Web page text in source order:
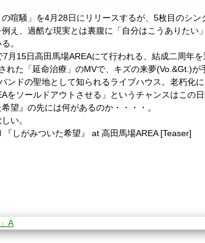
喧騒」を4月28日にリリースするが、5枚目のシ
え、過酷な現実とは裏腹に「自分はこうありた
。
月15日高田馬場AREAにて行われる、結成二周年を
れた「延命治療」のMVで、キズの来夢(Vo.&Gt.)が
ンドの聖地として知られるライブハウス。老朽化
をソールドアウトさせる」というチャンスはこの日
望』の先には何があるのか・・・・。
い。
しがみついた希望』 at 高田馬場AREA [Teaser]